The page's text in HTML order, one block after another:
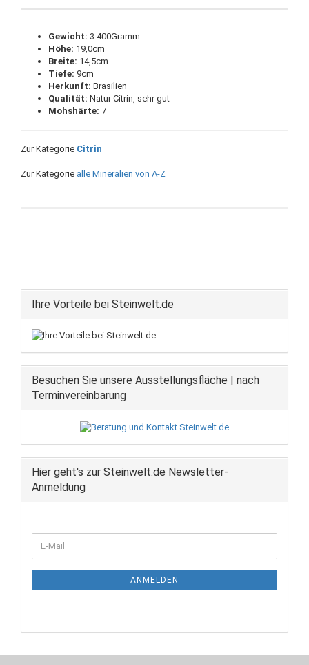
Gewicht: 3.400Gramm
Höhe: 19,0cm
Breite: 14,5cm
Tiefe: 9cm
Herkunft: Brasilien
Qualität: Natur Citrin, sehr gut
Mohshärte: 7
Zur Kategorie Citrin
Zur Kategorie alle Mineralien von A-Z
Ihre Vorteile bei Steinwelt.de
Besuchen Sie unsere Ausstellungsfläche | nach
Terminvereinbarung
Hier geht's zur Steinwelt.de Newsletter-
Anmeldung
ZUR
NEWSLETTER-
E-
Mail
ANMELDEN